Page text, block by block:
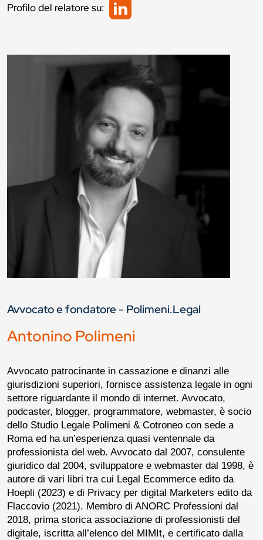
Profilo del relatore su:
Avvocato e fondatore - Polimeni.Legal
Antonino Polimeni
Avvocato patrocinante in cassazione e dinanzi alle
giurisdizioni superiori, fornisce assistenza legale in ogni
settore riguardante il mondo di internet. Avvocato,
podcaster, blogger, programmatore, webmaster, è socio
dello Studio Legale Polimeni & Cotroneo con sede a
Roma ed ha un’esperienza quasi ventennale da
professionista del web. Avvocato dal 2007, consulente
giuridico dal 2004, sviluppatore e webmaster dal 1998, è
autore di vari libri tra cui Legal Ecommerce edito da
Hoepli (2023) e di Privacy per digital Marketers edito da
Flaccovio (2021). Membro di ANORC Professioni dal
2018, prima storica associazione di professionisti del
digitale, iscritta all’elenco del MIMIt, e certificato dalla